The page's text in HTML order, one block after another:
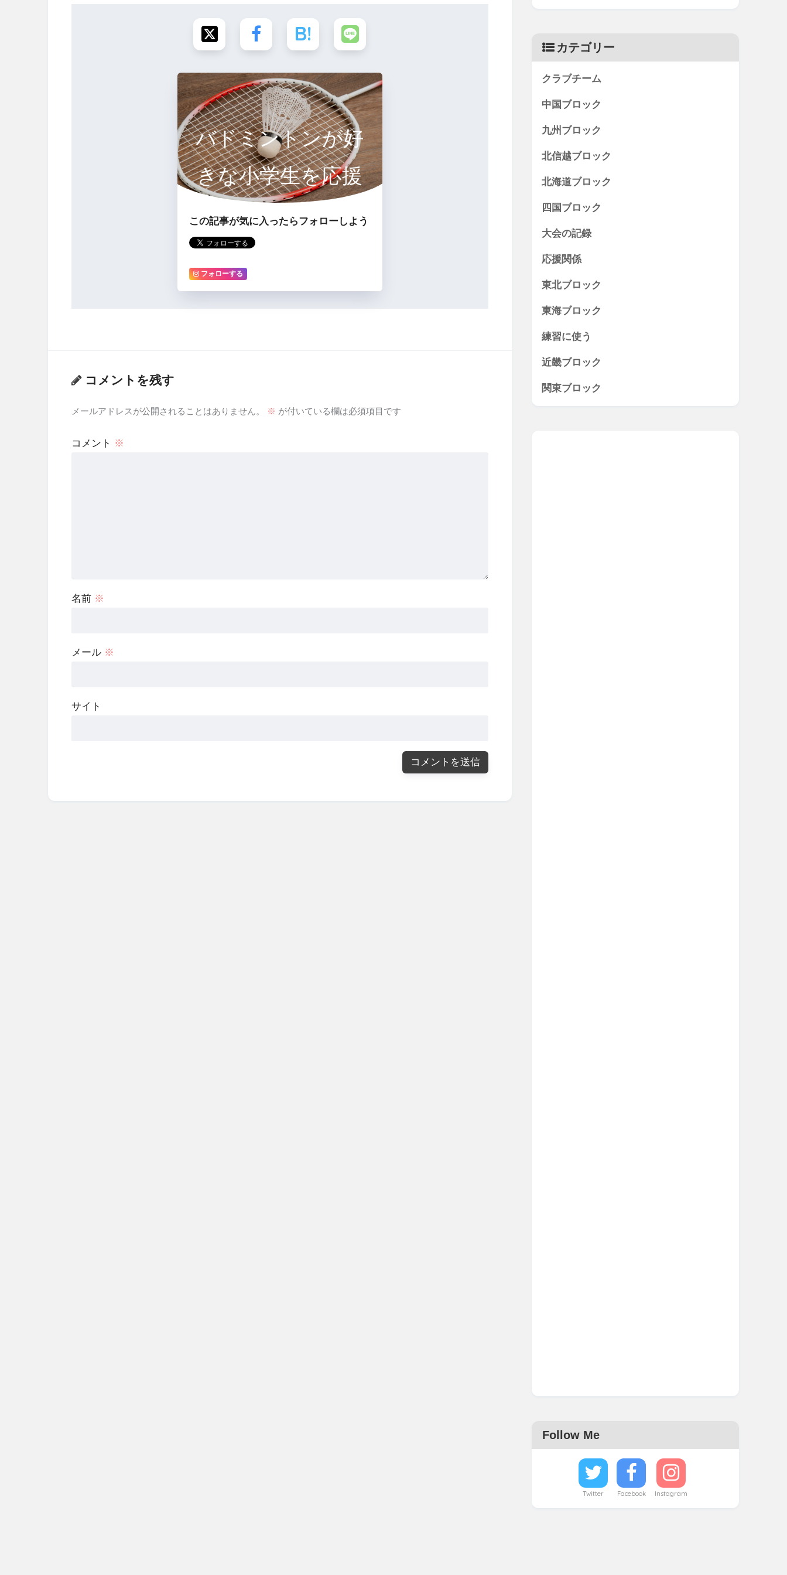
バドミントンが好
きな小学生を応援
するサイト
この記事が気に入ったらフォローしよう
フォローする
コメントを残す
メールアドレスが公開されることはありません。 ※ が付いている欄は必須項目です
コメント ※
名前 ※
メール ※
サイト
カテゴリー
クラブチーム
中国ブロック
九州ブロック
北信越ブロック
北海道ブロック
四国ブロック
大会の記録
応援関係
東北ブロック
東海ブロック
練習に使う
近畿ブロック
関東ブロック
Follow Me
Twitter Facebook Instagram